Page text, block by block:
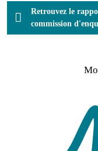
Retrouvez le
commission